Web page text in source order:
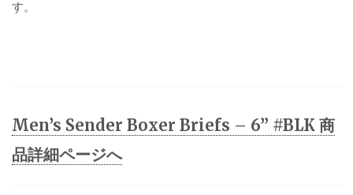
す。
Men’s Sender Boxer Briefs – 6” #BLK 商
品詳細ページへ